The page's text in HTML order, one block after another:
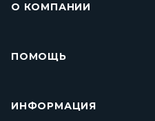
О КОМПАНИИ
ПОМОЩЬ
ИНФОРМАЦИЯ